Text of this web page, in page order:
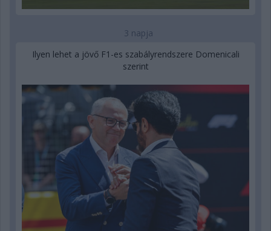
3 napja
Ilyen lehet a jövő F1-es szabályrendszere Domenicali
szerint